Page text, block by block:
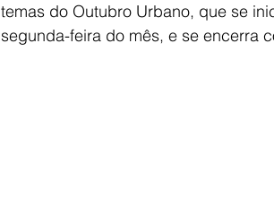
temas do Outubro Urbano, que se
segunda-feira do mês, e se encerra